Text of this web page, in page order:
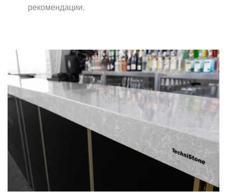
рекомендации.